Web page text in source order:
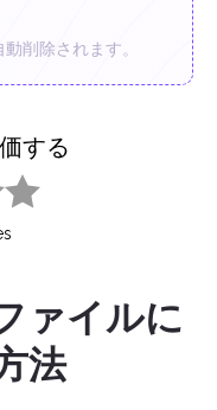
削除されます。
する
ァイルに
法